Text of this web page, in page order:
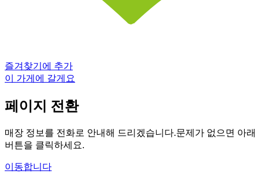
즐겨찾기에 추가
이 가게에 갈게요
페이지 전환
매장 정보를 전화로 안내해 드리겠습니다.문제가 없으면 아래
버튼을 클릭하세요.
이동합니다